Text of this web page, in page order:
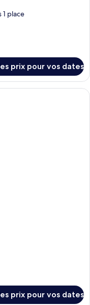
1 place
prix pour vos dates
prix pour vos dates